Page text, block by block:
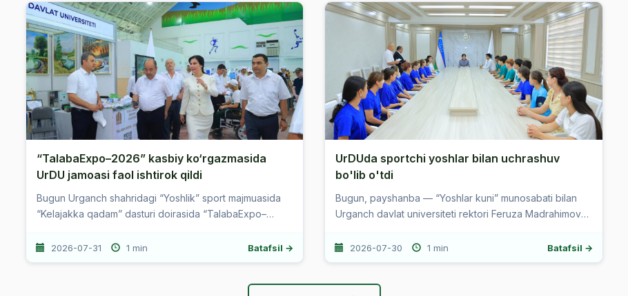
“TalabaExpo–2026” kasbiy ko‘rgazmasida
UrDU jamoasi faol ishtirok qildi
Bugun Urganch shahridagi “Yoshlik” sport majmuasida
“Kelajakka qadam” dasturi doirasida “TalabaExpo–
2026-07-31 1 min Batafsil →
UrDUda sportchi yoshlar bilan uchrashuv
bo'lib o'tdi
Bugun, payshanba — “Yoshlar kuni” munosabati bilan
Urganch davlat universiteti rektori Feruza Madrahimova
o‘tkazdi. Uchrash...
2026-07-30 1 min Batafsil →